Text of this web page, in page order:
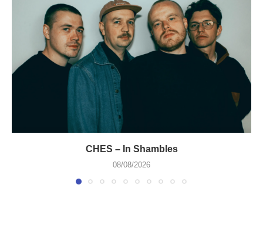
CHES – In Shambles
08/08/2026